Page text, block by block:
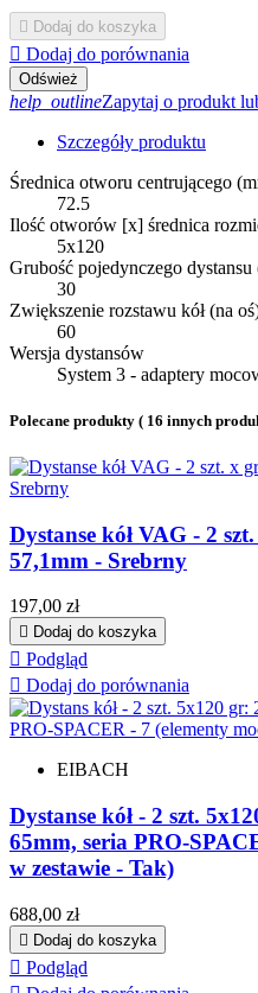
 Dodaj do koszyka
 Dodaj do porównania
help_outlineZapytaj o produkt
Szczegóły produktu
Średnica otworu centrującego
72.5
Ilość otworów [x] średnica
5x120
Grubość pojedynczego dystansu
30
Zwiększenie rozstawu kół (na
60
Wersja dystansów
System 3 - adaptery
Polecane produkty ( 16 innych
Dystanse kół VAG - 2
57,1mm - Srebrny
Cena
197,00 zł
 Dodaj do koszyka
 Podgląd
 Dodaj do porównania
EIBACH
Dystanse kół - 2 szt.
65mm, seria PRO-
w zestawie - Tak)
Cena
688,00 zł
 Dodaj do koszyka
 Podgląd